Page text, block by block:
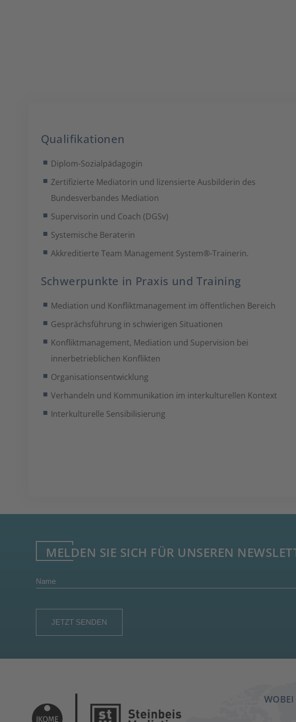
Qualifikationen
Diplom-Sozialpädagogin
Zertifizierte Mediatorin und lizensierte Ausbilderin des
Bundesverbandes Mediation
Supervisorin und Coach (DGSv)
Systemische Beraterin
Akkreditierte Team Management System®-Trainerin.
Schwerpunkte in Praxis und Training
Mediation und Konfliktmanagement im öffentlichen Bereich
Gesprächsführung in schwierigen Situationen
Konfliktmanagement, Mediation und Supervision bei
innerbetrieblichen Konflikten
Organisationsentwicklung
Verhandeln und Kommunikation im interkulturellen Kontext
Interkulturelle Sensibilisierung
MELDEN SIE SICH FÜR UNSEREN